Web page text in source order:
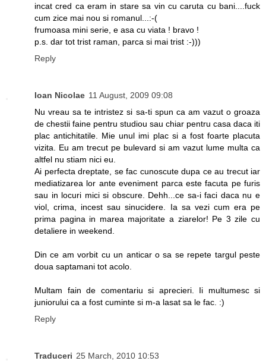
incat cred ca eram in stare sa vin cu caruta cu bani....fuck
cum zice mai nou si romanul...:-(
frumoasa mini serie, e asa cu viata ! bravo !
p.s. dar tot trist raman, parca si mai trist :-)))
Reply
Ioan Nicolae 11 August, 2009 09:08
Nu vreau sa te intristez si sa-ti spun ca am vazut o groaza
de chestii faine pentru studiou sau chiar pentru casa daca iti
plac antichitatile. Mie unul imi plac si a fost foarte placuta
vizita. Eu am trecut pe bulevard si am vazut lume multa ca
altfel nu stiam nici eu.
Ai perfecta dreptate, se fac cunoscute dupa ce au trecut iar
mediatizarea lor ante eveniment parca este facuta pe furis
sau in locuri mici si obscure. Dehh...ce sa-i faci daca nu e
viol, crima, incest sau sinucidere. Ia sa vezi cum era pe
prima pagina in marea majoritate a ziarelor! Pe 3 zile cu
detaliere in weekend.
Din ce am vorbit cu un anticar o sa se repete targul peste
doua saptamani tot acolo.
Multam fain de comentariu si aprecieri. Ii multumesc si
juniorului ca a fost cuminte si m-a lasat sa le fac. :)
Reply
Traduceri 25 March, 2010 10:53